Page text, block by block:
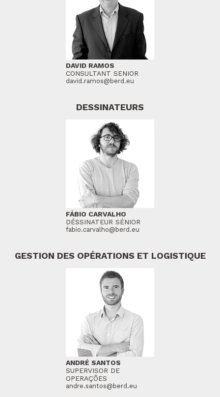
DAVID RAMOS
CONSULTANT SENIOR
david.ramos@berd.eu
DESSINATEURS
FÁBIO CARVALHO
DÉSSINATEUR SÉNIOR
fabio.carvalho@berd.eu
GESTION DES OPÉRATIONS ET LOGISTIQUE
ANDRÉ SANTOS
SUPERVISOR DE
OPERAÇÕES
andre.santos@berd.eu